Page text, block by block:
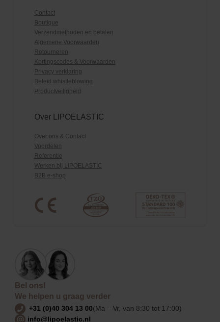
Contact
Boutique
Verzendmethoden en betalen
Algemene Voorwaarden
Retourneren
Kortingscodes & Voorwaarden
Privacy verklaring
Beleid whistleblowing
Productveiligheid
Over LIPOELASTIC
Over ons & Contact
Voordelen
Referentie
Werken bij LIPOELASTIC
B2B e-shop
Bel ons!
We helpen u graag verder
+31 (0)40 304 13 00(Ma – Vr, van 8:30 tot 17:00)
info@lipoelastic.nl